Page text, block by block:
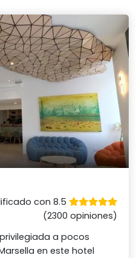
con 8.5
(2300 opiniones)
a pocos
en este hotel